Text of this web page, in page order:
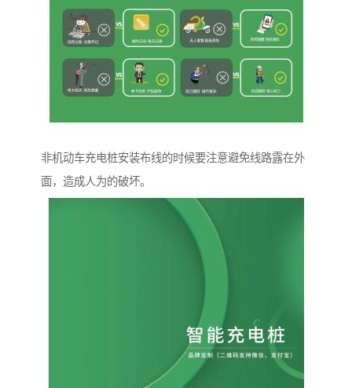
非机动车充电桩安装布线的时候要注意避免线路露在外
面，造成人为的破坏。